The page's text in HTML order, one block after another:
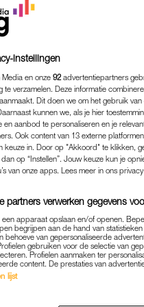
04-10-2022 |
‘sensual
instellingen
Media en onze 92 advertentiepartners
te verzamelen. Deze informatie
Dit doen we om het gebruik
kunnen we, als je hier
en aanbod te personaliseren en je
Ook content van 13 externe
keuze in. Door op "Akkoord" te klikken,
op “Instellen”. Jouw keuze kun je
van onze apps. Lees meer in ons
partners verwerken gegevens
een apparaat opslaan en/of openen.
begrijpen aan de hand van
behoeve van gepersonaliseerde
gebruiken voor de selectie van
Profielen aanmaken ter
content. De prestaties van
lijst